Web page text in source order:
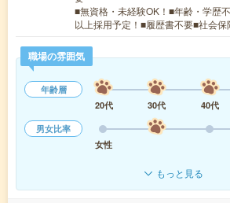
■無資格・未経験OK！■年齢・学歴
以上採用予定！■履歴書不要■社会
職場の雰囲気
年齢層
20代
30代 40代
男女比率
女性
もっと見る